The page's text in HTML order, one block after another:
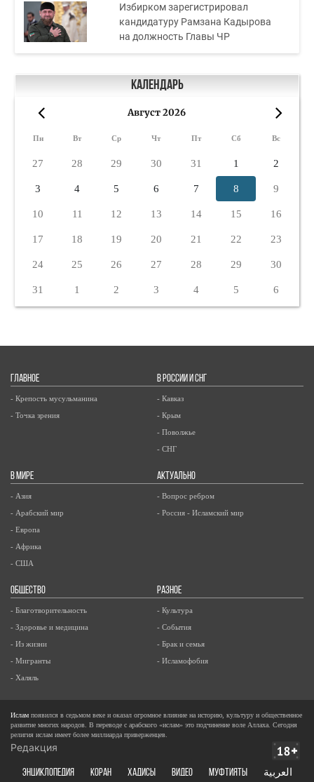
Избирком зарегистрировал
кандидатуру Рамзана Кадырова
на должность Главы ЧР
Календарь
Август 2026
Пн Вт Ср Чт Пт Сб Вс
27 28 29 30 31 1 2
3 4 5 6 7 8 9
10 11 12 13 14 15 16
17 18 19 20 21 22 23
24 25 26 27 28 29 30
31 1 2 3 4 5 6
ГЛАВНОЕ
- Крепость мусульманина
- Точка зрения
В РОССИИ И СНГ
- Кавказ
- Крым
- Поволжье
- СНГ
В МИРЕ
- Азия
- Арабский мир
- Европа
- Африка
- США
АКТУАЛЬНО
- Вопрос ребром
- Россия - Исламский мир
ОБЩЕСТВО
- Благотворительность
- Здоровье и медицина
- Из жизни
- Мигранты
- Халяль
РАЗНОЕ
- Культура
- События
- Брак и семья
- Исламофобия
Ислам появился в седьмом веке и оказал огромное влияние на историю, культуру и общественное
развитие многих народов. В переводе с арабского «ислам» это подчинение воле Аллаха. Сегодня
религия ислам имеет более миллиарда приверженцев.
Редакция
ЭНЦИКЛОПЕДИЯ КОРАН ХАДИСЫ ВИДЕО Муфтияты العربية